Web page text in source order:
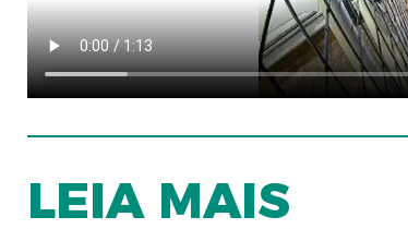
LEIA MAIS